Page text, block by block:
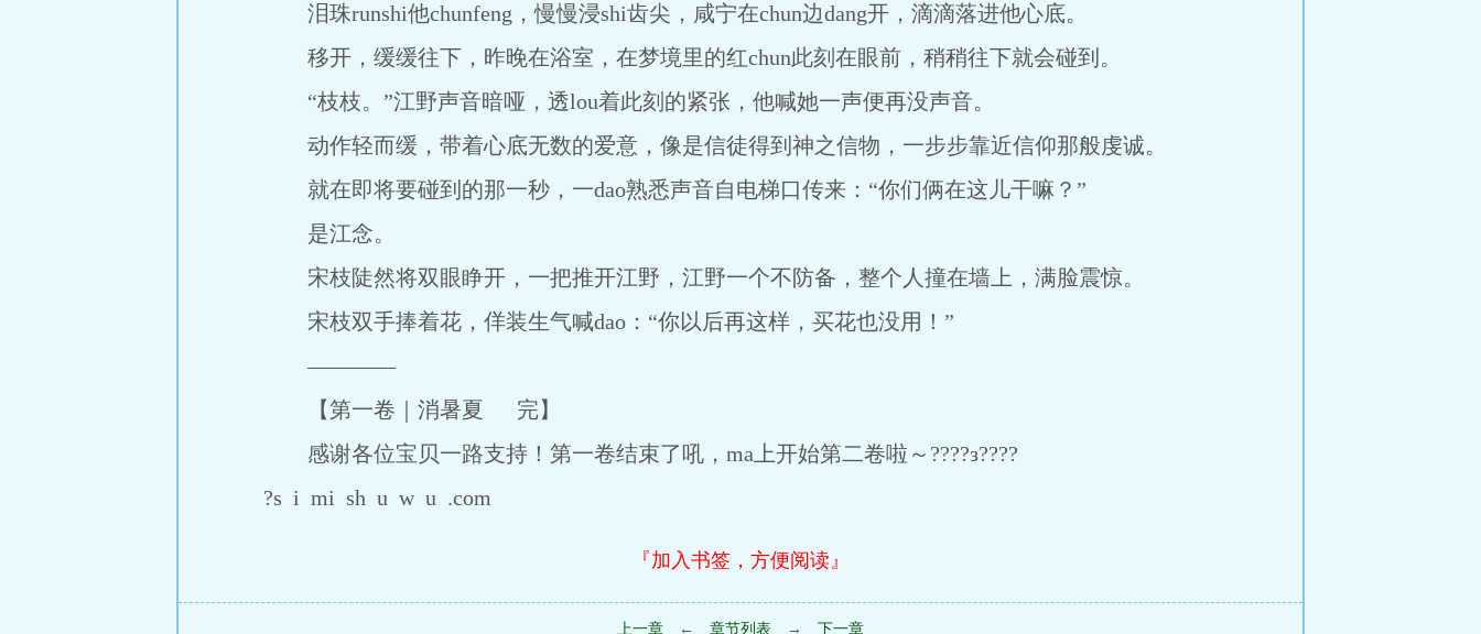
泪珠runshi他chunfeng，慢慢浸shi齿尖，咸宁在chun边dang开，滴滴落进他心底。
移开，缓缓往下，昨晚在浴室，在梦境里的红chun此刻在眼前，稍稍往下就会碰到。
“枝枝。”江野声音暗哑，透lou着此刻的紧张，他喊她一声便再没声音。
动作轻而缓，带着心底无数的爱意，像是信徒得到神之信物，一步步靠近信仰那般虔诚。
就在即将要碰到的那一秒，一dao熟悉声音自电梯口传来：“你们俩在这儿干嘛？”
是江念。
宋枝陡然将双眼睁开，一把推开江野，江野一个不防备，整个人撞在墙上，满脸震惊。
宋枝双手捧着花，佯装生气喊dao：“你以后再这样，买花也没用！”
――――
【第一卷｜消暑夏 完】
感谢各位宝贝一路支持！第一卷结束了吼，ma上开始第二卷啦～????з????
?s i mi sh u w u .com
『加入书签，方便阅读』
上一章 ← 章节列表 → 下一章